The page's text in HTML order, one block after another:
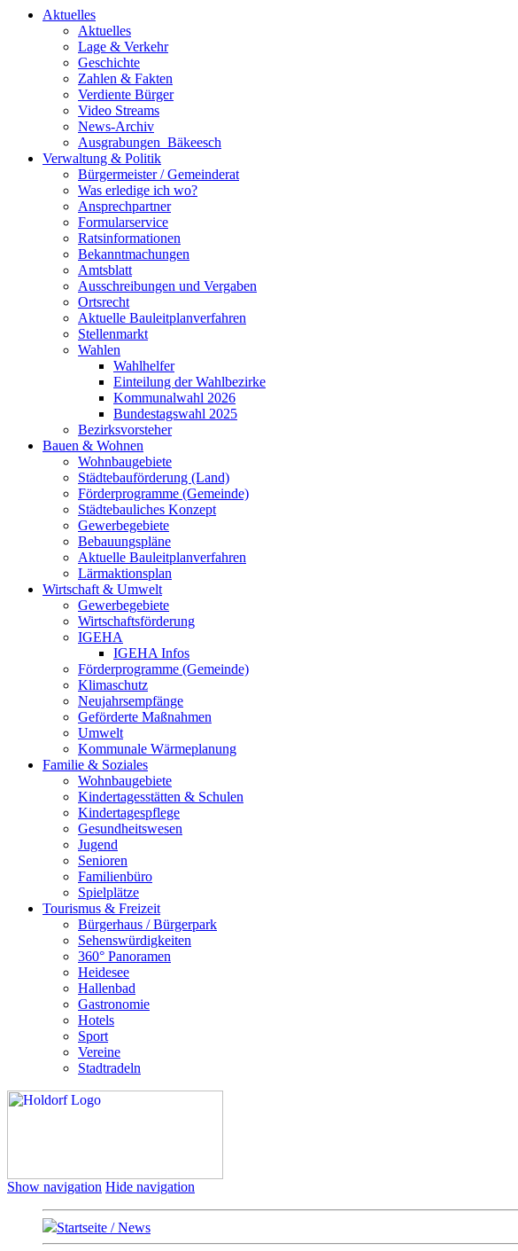
Aktuelles
Aktuelles
Lage & Verkehr
Geschichte
Zahlen & Fakten
Verdiente Bürger
Video Streams
News-Archiv
Ausgrabungen_Bäkeesch
Verwaltung & Politik
Bürgermeister / Gemeinderat
Was erledige ich wo?
Ansprechpartner
Formularservice
Ratsinformationen
Bekanntmachungen
Amtsblatt
Ausschreibungen und Vergaben
Ortsrecht
Aktuelle Bauleitplanverfahren
Stellenmarkt
Wahlen
Wahlhelfer
Einteilung der Wahlbezirke
Kommunalwahl 2026
Bundestagswahl 2025
Bezirksvorsteher
Bauen & Wohnen
Wohnbaugebiete
Städtebauförderung (Land)
Förderprogramme (Gemeinde)
Städtebauliches Konzept
Gewerbegebiete
Bebauungspläne
Aktuelle Bauleitplanverfahren
Lärmaktionsplan
Wirtschaft & Umwelt
Gewerbegebiete
Wirtschaftsförderung
IGEHA
IGEHA Infos
Förderprogramme (Gemeinde)
Klimaschutz
Neujahrsempfänge
Geförderte Maßnahmen
Umwelt
Kommunale Wärmeplanung
Familie & Soziales
Wohnbaugebiete
Kindertagesstätten & Schulen
Kindertagespflege
Gesundheitswesen
Jugend
Senioren
Familienbüro
Spielplätze
Tourismus & Freizeit
Bürgerhaus / Bürgerpark
Sehenswürdigkeiten
360° Panoramen
Heidesee
Hallenbad
Gastronomie
Hotels
Sport
Vereine
Stadtradeln
Show navigation Hide navigation
Startseite / News